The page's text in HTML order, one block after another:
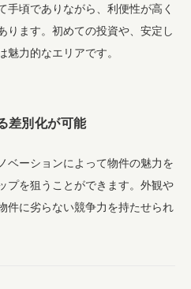
手頃でありながら、利便性が高く
ります。初めての投資や、安定し
魅力的なエリアです。
差別化が可能
ベーションによって物件の魅力を
プを狙うことができます。外観や
件に劣らない競争力を持たせられ